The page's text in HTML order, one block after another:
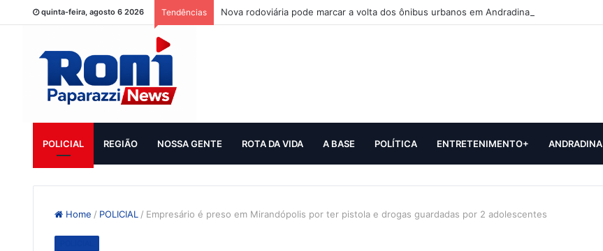
quinta-feira, agosto 6 2026 Tendências Nova rodoviária pode marcar a volta dos ônibus urbanos em Andradina
POLICIAL REGIÃO NOSSA GENTE ROTA DA VIDA A BASE POLÍTICA ENTRETENIMENTO+ ANDRADINA
Home / POLICIAL / Empresário é preso em Mirandópolis por ter pistola e drogas guardadas por 2 adolescentes